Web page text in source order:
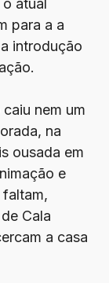
atual
para a a
introdução
nem um
na
ousada em
e
faltam,
Cala
a casa